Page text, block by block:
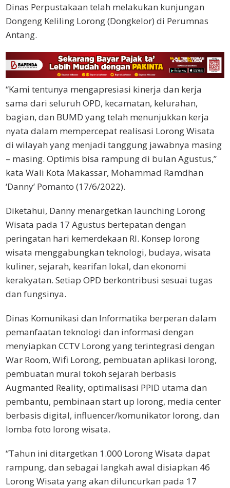
Dinas Perpustakaan telah melakukan kunjungan
Dongeng Keliling Lorong (Dongkelor) di Perumnas
Antang.
“Kami tentunya mengapresiasi kinerja dan kerja
sama dari seluruh OPD, kecamatan, kelurahan,
bagian, dan BUMD yang telah menunjukkan kerja
nyata dalam mempercepat realisasi Lorong Wisata
di wilayah yang menjadi tanggung jawabnya masing
– masing. Optimis bisa rampung di bulan Agustus,”
kata Wali Kota Makassar, Mohammad Ramdhan
‘Danny’ Pomanto (17/6/2022).
Diketahui, Danny menargetkan launching Lorong
Wisata pada 17 Agustus bertepatan dengan
peringatan hari kemerdekaan RI. Konsep lorong
wisata menggabungkan teknologi, budaya, wisata
kuliner, sejarah, kearifan lokal, dan ekonomi
kerakyatan. Setiap OPD berkontribusi sesuai tugas
dan fungsinya.
Dinas Komunikasi dan Informatika berperan dalam
pemanfaatan teknologi dan informasi dengan
menyiapkan CCTV Lorong yang terintegrasi dengan
War Room, Wifi Lorong, pembuatan aplikasi lorong,
pembuatan mural tokoh sejarah berbasis
Augmanted Reality, optimalisasi PPID utama dan
pembantu, pembinaan start up lorong, media center
berbasis digital, influencer/komunikator lorong, dan
lomba foto lorong wisata.
“Tahun ini ditargetkan 1.000 Lorong Wisata dapat
rampung, dan sebagai langkah awal disiapkan 46
Lorong Wisata yang akan diluncurkan pada 17